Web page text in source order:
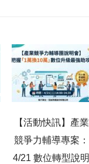
【活動快訊】產業
競爭力輔導專案：
4/21 數位轉型說明